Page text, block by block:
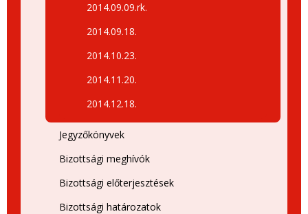
2014.09.09.rk.
2014.09.18.
2014.10.23.
2014.11.20.
2014.12.18.
Jegyzőkönyvek
Bizottsági meghívók
Bizottsági előterjesztések
Bizottsági határozatok